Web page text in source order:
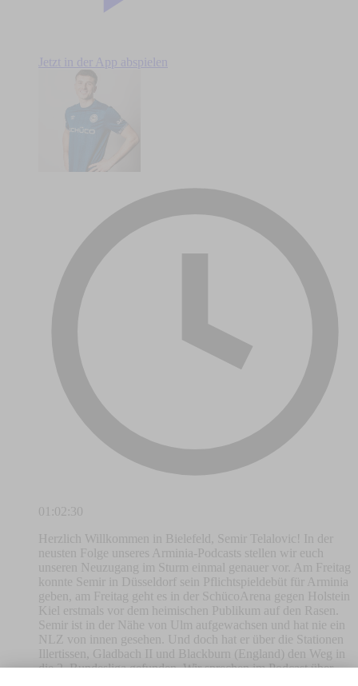
Jetzt in der App abspielen
01:02:30
Herzlich Willkommen in Bielefeld, Semir Telalovic! In der
neusten Folge unseres Arminia-Podcasts stellen wir euch
unseren Neuzugang im Sturm einmal genauer vor. Am Freitag
konnte Semir in Düsseldorf sein Pflichtspieldebüt für Arminia
geben, am Freitag geht es in der SchücoArena gegen Holstein
Kiel erstmals vor dem heimischen Publikum auf den Rasen.
Semir ist in der Nähe von Ulm aufgewachsen und hat nie ein
NLZ von innen gesehen. Und doch hat er über die Stationen
Illertissen, Gladbach II und Blackburn (England) den Weg in
die 2. Bundesliga gefunden. Wir sprechen im Podcast über